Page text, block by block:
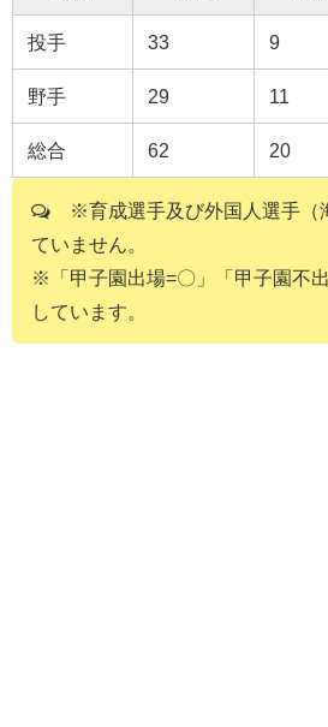
投手 33 9
野手 29 11
総合 62 20
※育成選手及び外国人選手（
ていません。
※「甲子園出場=〇」「甲子園不
しています。